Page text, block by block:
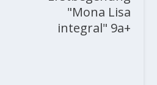
"Mona Lisa
integral" 9a+